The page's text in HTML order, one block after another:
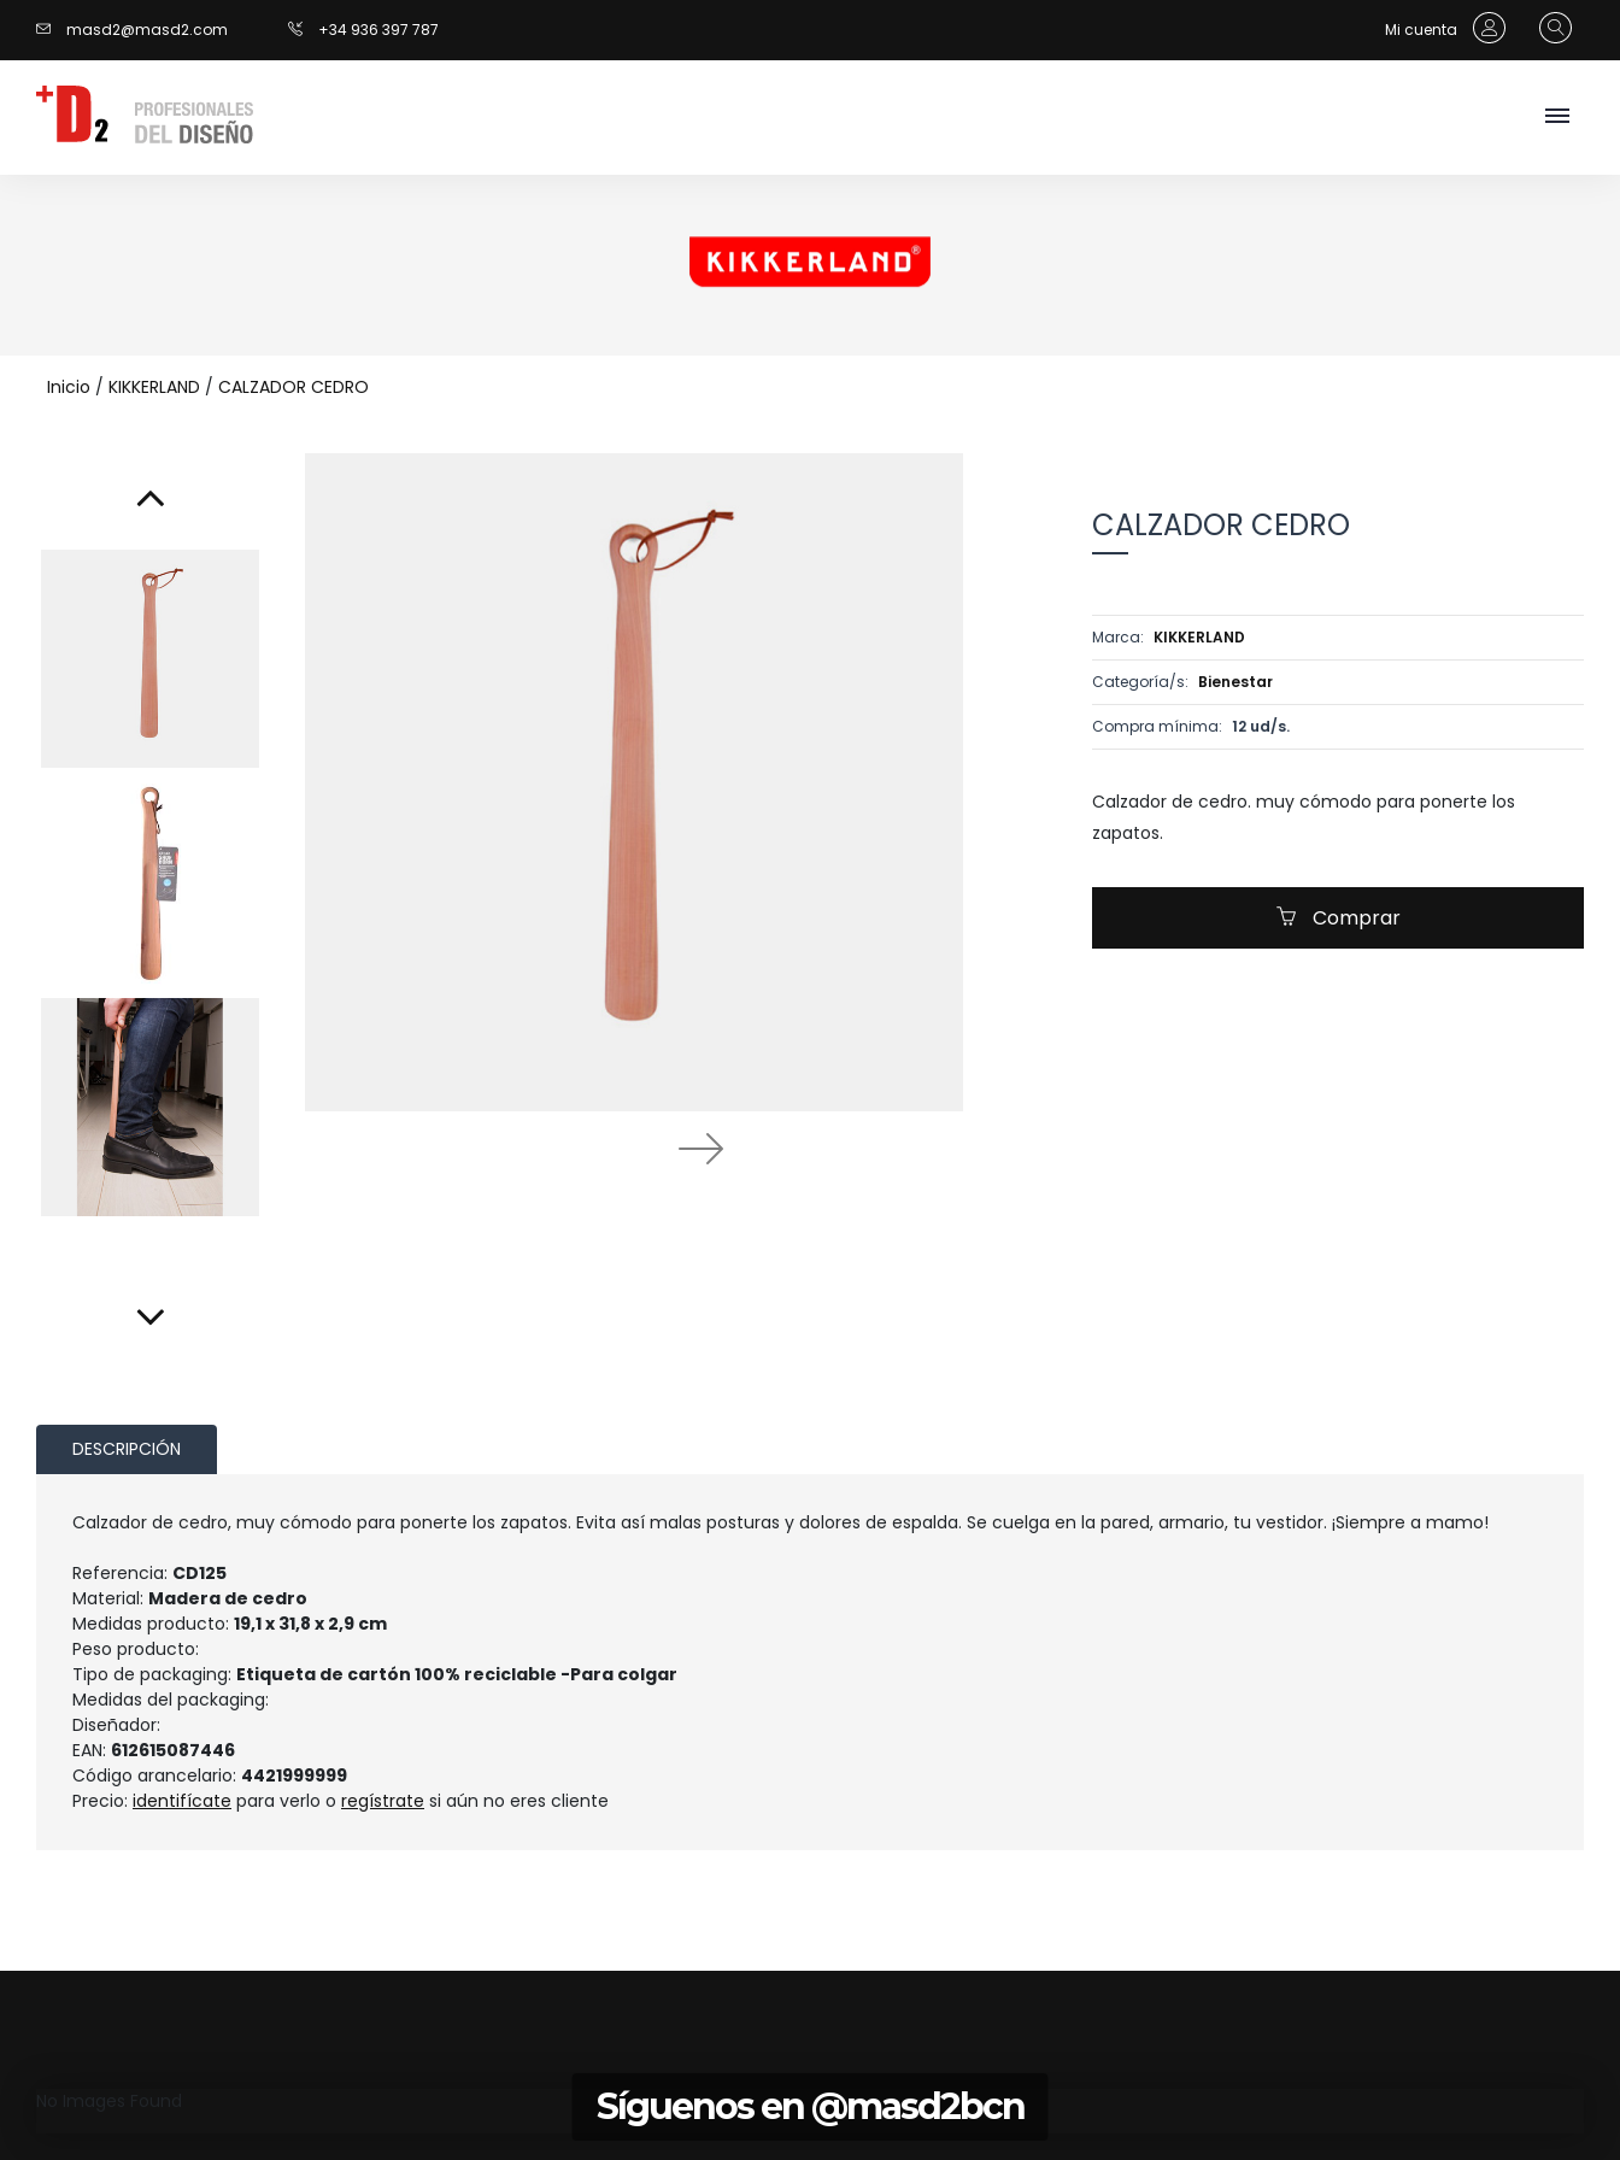
masd2@masd2.com +34 936 397 787 Mi cuenta
Inicio / KIKKERLAND / CALZADOR CEDRO
CALZADOR CEDRO
Marca: KIKKERLAND
Categoría/s: Bienestar
Compra mínima: 12 ud/s.
Calzador de cedro. muy cómodo para ponerte los
zapatos.
Comprar
DESCRIPCIÓN
Calzador de cedro, muy cómodo para ponerte los zapatos. Evita así malas posturas y dolores de espalda. Se cuelga en la pared, armario, tu vestidor. ¡Siempre a mamo!
Referencia: CD125
Material: Madera de cedro
Medidas producto: 19,1 x 31,8 x 2,9 cm
Peso producto:
Tipo de packaging: Etiqueta de cartón 100% reciclable -Para colgar
Medidas del packaging:
Diseñador:
EAN: 612615087446
Código arancelario: 4421999999
Precio: identifícate para verlo o regístrate si aún no eres cliente
Síguenos en@masd2bcn